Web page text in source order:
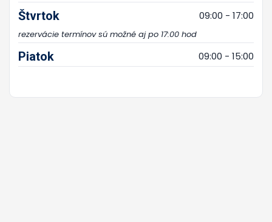
Štvrtok 09:00 - 17:00
rezervácie termínov sú možné aj po 17:00 hod
Piatok 09:00 - 15:00